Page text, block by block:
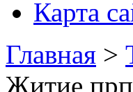
Карта
Главная >
Житие